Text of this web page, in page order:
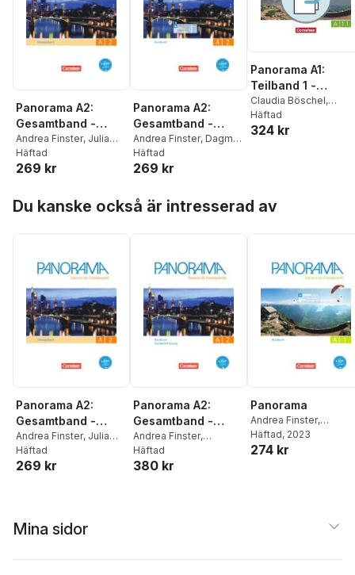
Panorama A2:
Gesamtband -
Übungsbuch DaF -
Mit PagePlayer-App
inkl. Audios
Andrea Finster, Julia
Michaux-Stander
Verena Paar-
Häftad
269 kr
Panorama A2:
Gesamtband -
Kursbuch mit
interaktiven
Übungen auf
Andrea Finster, Dagmar
Giersberg
Jin,Verena Paar-
Häftad
269 kr
Panorama A1:
Teilband 1 -
Kursbuch und
Übungsbuch DaZ
Claudia Böschel,
Andrea Finster
Friederike Jin
Häftad
324 kr
Du kanske också är intresserad av
Panorama A2:
Gesamtband -
Übungsbuch DaF -
Mit PagePlayer-App
inkl. Audios
Andrea Finster, Julia
Michaux-Stander
Verena Paar-
Häftad
269 kr
Panorama A2:
Gesamtband -
Kursbuch -
Kursleiterfassung
Andrea Finster,
Friederike Jin
Paar-Grünbichler
Häftad
380 kr
Panorama
Andrea Finster,
Friederike Jin
Paar-Grünbichler
Häftad, 2023
274 kr
Mina sidor